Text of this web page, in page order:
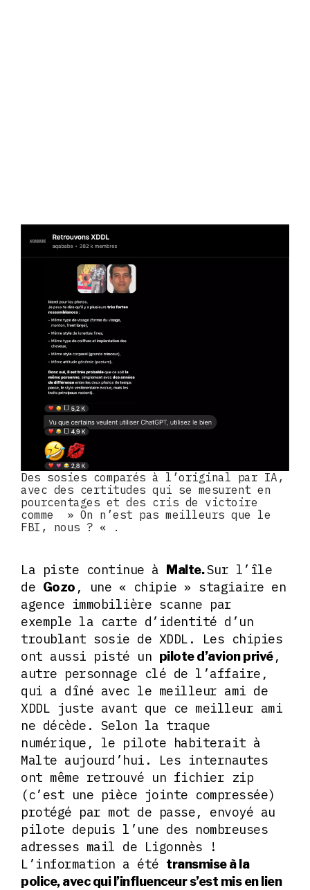
Des sosies comparés à l’original par IA,
avec des certitudes qui se mesurent en
pourcentages et des cris de victoire
comme » On n’est pas meilleurs que le
FBI, nous ? « .
La piste continue à Malte.Sur l’île
de Gozo , une « chipie » stagiaire en
agence immobilière scanne par
exemple la carte d’identité d’un
troublant sosie de XDDL. Les chipies
ont aussi pisté un pilote d’avion privé,
autre personnage clé de l’affaire,
qui a dîné avec le meilleur ami de
XDDL juste avant que ce meilleur ami
ne décède. Selon la traque
numérique, le pilote habiterait à
Malte aujourd’hui. Les internautes
ont même retrouvé un fichier zip
(c’est une pièce jointe compressée)
protégé par mot de passe, envoyé au
pilote depuis l’une des nombreuses
adresses mail de Ligonnès !
L’information a été transmise à la
police, avec qui l’influenceur s’est mis en lien